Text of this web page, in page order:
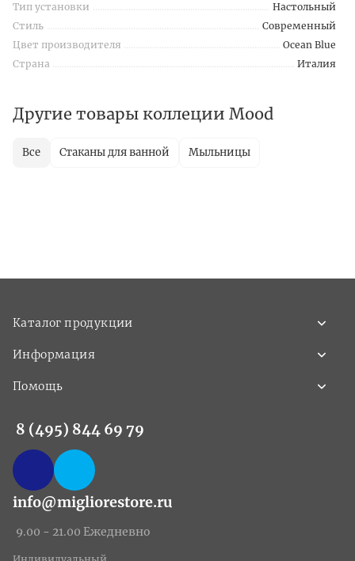
Тип установки
Настольный
Стиль
Современный
Цвет производителя
Ocean Blue
Страна
Италия
Другие товары коллеции Mood
Все Стаканы для ванной Мыльницы
Каталог продукции
Информация
Помощь
8 (495) 844 69 79
info@migliorestore.ru
9.00 - 21.00 Ежедневно